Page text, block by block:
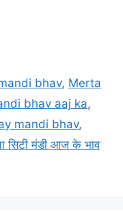
bhav, Merta
bhav aaj ka,
mandi bhav,
सिटी मंडी आज के भाव